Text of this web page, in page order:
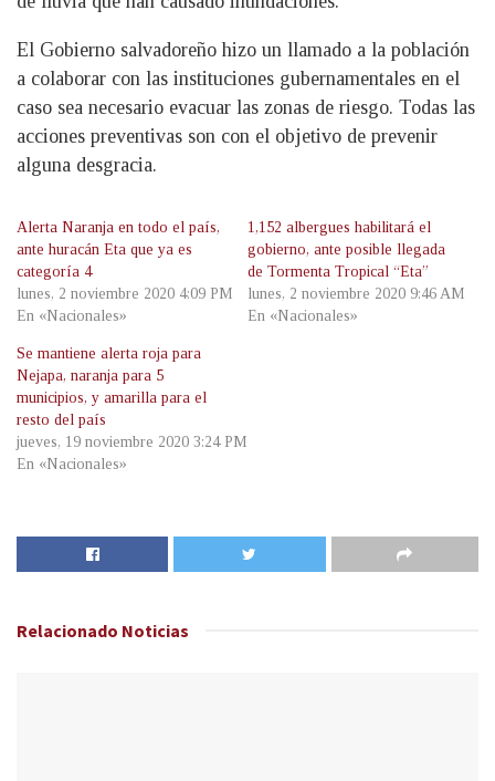
El Gobierno salvadoreño hizo un llamado a la población
a colaborar con las instituciones gubernamentales en el
caso sea necesario evacuar las zonas de riesgo. Todas las
acciones preventivas son con el objetivo de prevenir
alguna desgracia.
Alerta Naranja en todo el país,
ante huracán Eta que ya es
categoría 4
lunes, 2 noviembre 2020 4:09 PM
En «Nacionales»
1,152 albergues habilitará el
gobierno, ante posible llegada
de Tormenta Tropical “Eta”
lunes, 2 noviembre 2020 9:46 AM
En «Nacionales»
Se mantiene alerta roja para
Nejapa, naranja para 5
municipios, y amarilla para el
resto del país
jueves, 19 noviembre 2020 3:24 PM
En «Nacionales»
Relacionado Noticias